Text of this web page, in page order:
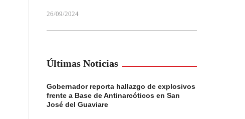
26/09/2024
Últimas Noticias
Gobernador reporta hallazgo de explosivos
frente a Base de Antinarcóticos en San
José del Guaviare